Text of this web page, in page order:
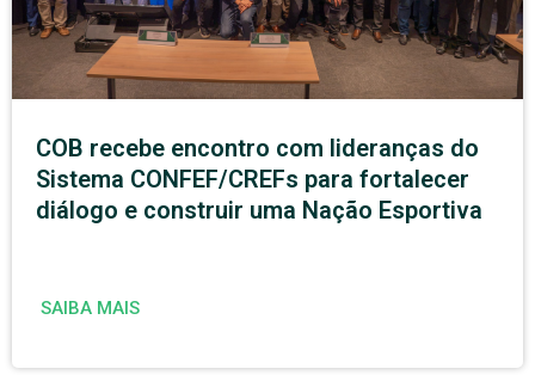
COB recebe encontro com lideranças do
Sistema CONFEF/CREFs para fortalecer
diálogo e construir uma Nação Esportiva
SAIBA MAIS